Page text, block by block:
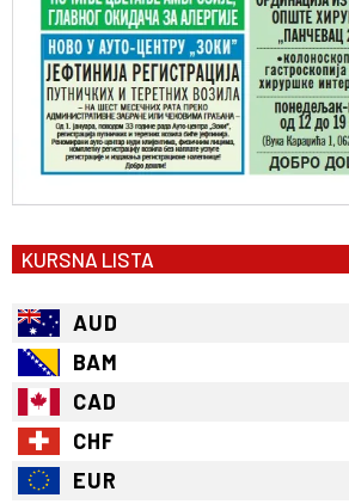
KURSNA LISTA
AUD
BAM
CAD
CHF
EUR